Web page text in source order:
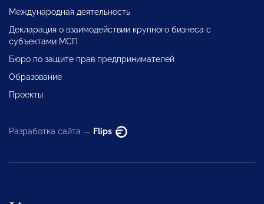
Международная деятельность
Декларация о взаимодействии крупного бизнеса с
субъектами МСП
Бюро по защите прав предпринимателей
Образование
Проекты
Разработка сайта — Flips